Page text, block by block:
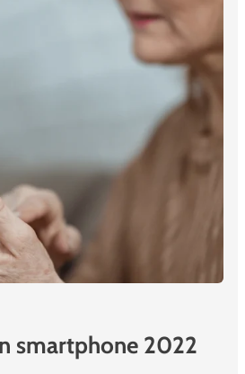
smartphone 2022